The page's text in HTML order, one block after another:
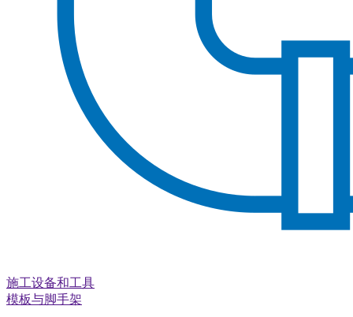
施工设备和工具
模板与脚手架